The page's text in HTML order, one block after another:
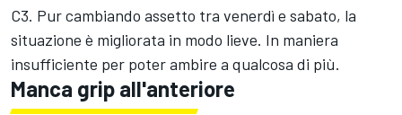
C3. Pur cambiando assetto tra venerdì e sabato, la
situazione è migliorata in modo lieve. In maniera
insufficiente per poter ambire a qualcosa di più.
Manca grip all'anteriore